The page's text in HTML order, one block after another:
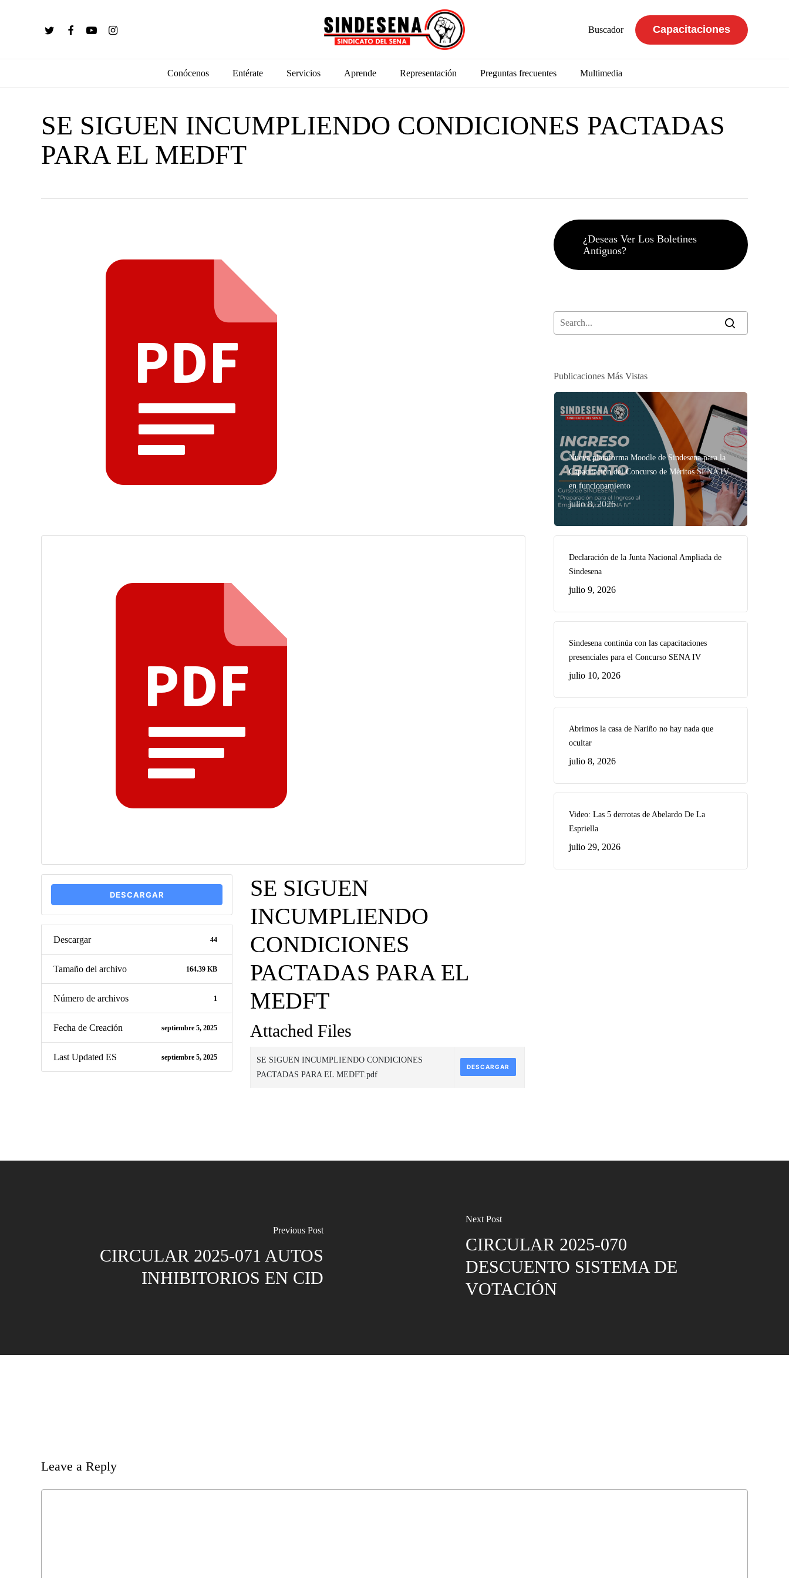
twitter facebookyoutubeinstagram Buscador Capacitaciones
Conócenos Entérate Servicios Aprende Representación Preguntas frecuentes Multimedia
SE SIGUEN INCUMPLIENDO CONDICIONES PACTADAS
PARA EL MEDFT
DESCARGAR
Descargar 44
Tamaño del archivo 164.39 KB
Número de archivos 1
Fecha de Creación septiembre 5, 2025
Last Updated ES septiembre 5, 2025
SE SIGUEN
INCUMPLIENDO
CONDICIONES
PACTADAS PARA EL
MEDFT
Attached Files
SE SIGUEN INCUMPLIENDO CONDICIONES
PACTADAS PARA EL MEDFT.pdf
DESCARGAR
¿Deseas Ver Los Boletines
Antiguos?
Publicaciones Más Vistas
Nueva plataforma Moodle de Sindesena para la
Capacitación del Concurso de Méritos SENA IV
en funcionamiento
julio 8, 2026
Declaración de la Junta Nacional Ampliada de
Sindesena
julio 9, 2026
Sindesena continúa con las capacitaciones
presenciales para el Concurso SENA IV
julio 10, 2026
Abrimos la casa de Nariño no hay nada que
ocultar
julio 8, 2026
Video: Las 5 derrotas de Abelardo De La
Espriella
julio 29, 2026
Previous Post
CIRCULAR 2025-071 AUTOS
INHIBITORIOS EN CID
Next Post
CIRCULAR 2025-070
DESCUENTO SISTEMA DE
VOTACIÓN
Leave a Reply